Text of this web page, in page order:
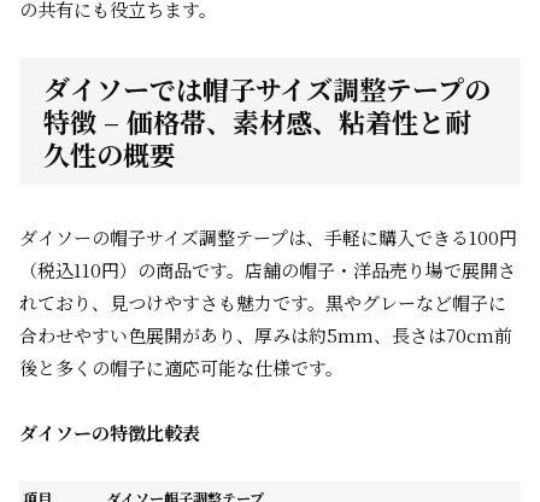
の共有にも役立ちます。
ダイソーでは帽子サイズ調整テープの
特徴 – 価格帯、素材感、粘着性と耐
久性の概要
ダイソーの帽子サイズ調整テープは、手軽に購入できる100円
（税込110円）の商品です。店舗の帽子・洋品売り場で展開さ
れており、見つけやすさも魅力です。黒やグレーなど帽子に
合わせやすい色展開があり、厚みは約5mm、長さは70cm前
後と多くの帽子に適応可能な仕様です。
ダイソーの特徴比較表
項目
ダイソー帽子調整テープ